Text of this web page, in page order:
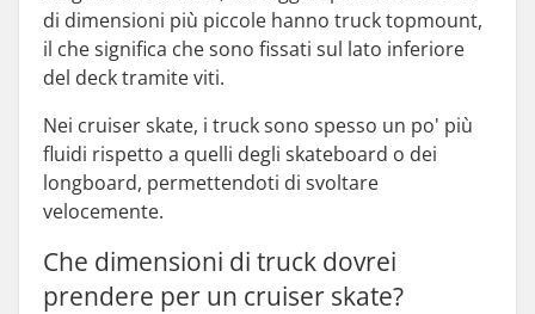
di dimensioni più piccole hanno truck topmount,
il che significa che sono fissati sul lato inferiore
del deck tramite viti.
Nei cruiser skate, i truck sono spesso un po' più
fluidi rispetto a quelli degli skateboard o dei
longboard, permettendoti di svoltare
velocemente.
Che dimensioni di truck dovrei
prendere per un cruiser skate?